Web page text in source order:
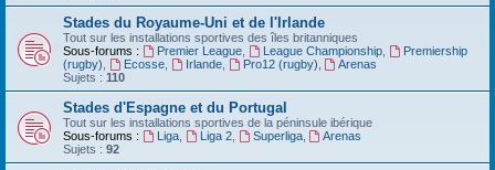
e
Stades du Royaume-Uni et de l'Irlande
Tout sur les installations sportives des îles britanniques
Sous-forums :
Premier League, League Championship,
Premiership
(rugby)
Ecosse, Irlande, Pro12 (rugby)
Arenas
Sujets : 110
Stades d'Espagne et du Portugal
Tout sur les installations sportives de la péninsule ibérique
Sous-forums :
Liga, Liga 2, Superliga,
Arenas
Sujets : 92